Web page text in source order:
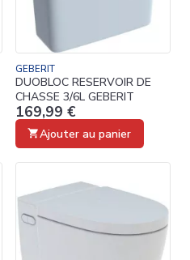
GEBERIT
DUOBLOC RESERVOIR DE
CHASSE 3/6L GEBERIT
169,99 €
Ajouter au panier